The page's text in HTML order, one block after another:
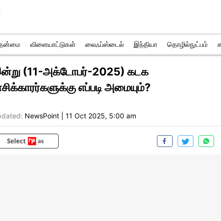
விளையாட்டுகள் லைஃப்ஸ்டைல் இந்தியா தொழில்நுட்பம்
(11-அக்டோபர்-2025) கடக
எப்படி அமையும்?
NewsPoint 11 Oct 2025, 5:00 am